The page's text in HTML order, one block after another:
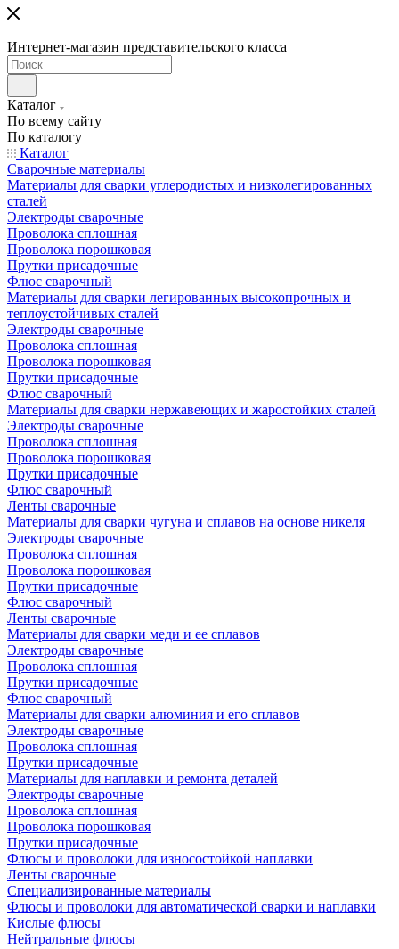
Интернет-магазин представительского класса
Каталог
По всему сайту
По каталогу
Каталог
Сварочные материалы
Материалы для сварки углеродистых и низколегированных
сталей
Электроды сварочные
Проволока сплошная
Проволока порошковая
Прутки присадочные
Флюс сварочный
Материалы для сварки легированных высокопрочных и
теплоустойчивых сталей
Электроды сварочные
Проволока сплошная
Проволока порошковая
Прутки присадочные
Флюс сварочный
Материалы для сварки нержавеющих и жаростойких сталей
Электроды сварочные
Проволока сплошная
Проволока порошковая
Прутки присадочные
Флюс сварочный
Ленты сварочные
Материалы для сварки чугуна и сплавов на основе никеля
Электроды сварочные
Проволока сплошная
Проволока порошковая
Прутки присадочные
Флюс сварочный
Ленты сварочные
Материалы для сварки меди и ее сплавов
Электроды сварочные
Проволока сплошная
Прутки присадочные
Флюс сварочный
Материалы для сварки алюминия и его сплавов
Электроды сварочные
Проволока сплошная
Прутки присадочные
Материалы для наплавки и ремонта деталей
Электроды сварочные
Проволока сплошная
Проволока порошковая
Прутки присадочные
Флюсы и проволоки для износостойкой наплавки
Ленты сварочные
Специализированные материалы
Флюсы и проволоки для автоматической сварки и наплавки
Кислые флюсы
Нейтральные флюсы